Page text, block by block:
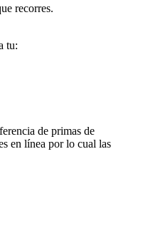
recorres.
tu:
de primas de
en línea por lo cual las